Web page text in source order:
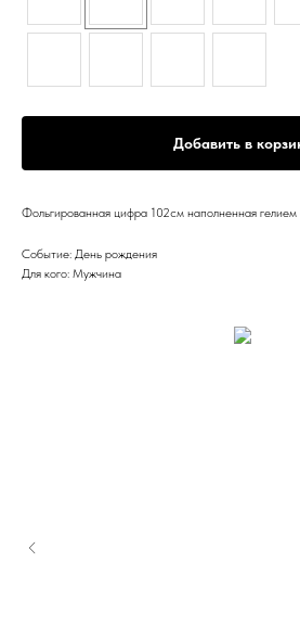
Добавить в
Фольгированная цифра 102см наполненная гелием
Событие: День рождения
Для кого: Мужчина